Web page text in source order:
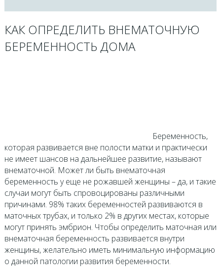
КАК ОПРЕДЕЛИТЬ ВНЕМАТОЧНУЮ
БЕРЕМЕННОСТЬ ДОМА
Беременность,
которая развивается вне полости матки и практически
не имеет шансов на дальнейшее развитие, называют
внематочной. Может ли быть внематочная
беременность у еще не рожавшей женщины – да, и такие
случаи могут быть спровоцированы различными
причинами. 98% таких беременностей развиваются в
маточных трубах, и только 2% в других местах, которые
могут принять эмбрион. Чтобы определить маточная или
внематочная беременность развивается внутри
женщины, желательно иметь минимальную информацию
о данной патологии развития беременности.